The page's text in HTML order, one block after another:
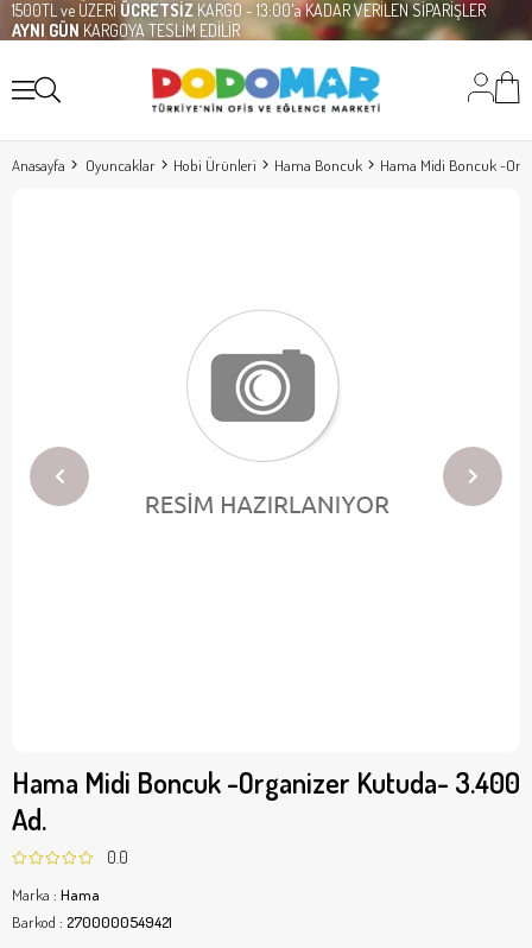
1500TL ve ÜZERİ ÜCRETSİZ KARGO - 13:00'a KADAR VERİLEN SİPARİŞLER
AYNI GÜN KARGOYA TESLİM EDİLİR
Anasayfa Oyuncaklar Hobi Ürünleri Hama Boncuk Hama Midi Boncuk -
Hama Midi Boncuk -Organizer Kutuda- 3.400
Ad.
0.0
Marka : Hama
Barkod : 2700000549421